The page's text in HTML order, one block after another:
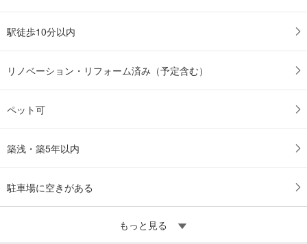
駅徒歩10分以内
リノベーション・リフォーム済み（予定含む）
ペット可
築浅・築5年以内
駐車場に空きがある
もっと見る